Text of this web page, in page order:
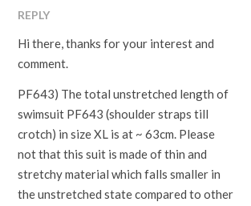
REPLY
Hi there, thanks for your interest and
comment.
PF643) The total unstretched length of
swimsuit PF643 (shoulder straps till
crotch) in size XL is at ~ 63cm. Please
not that this suit is made of thin and
stretchy material which falls smaller in
the unstretched state compared to other